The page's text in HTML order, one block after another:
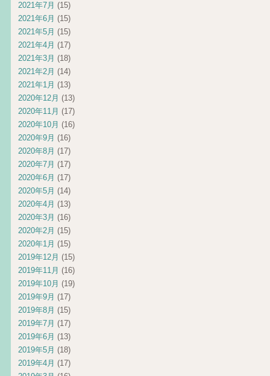
2021年7月 (15)
2021年6月 (15)
2021年5月 (15)
2021年4月 (17)
2021年3月 (18)
2021年2月 (14)
2021年1月 (13)
2020年12月 (13)
2020年11月 (17)
2020年10月 (16)
2020年9月 (16)
2020年8月 (17)
2020年7月 (17)
2020年6月 (17)
2020年5月 (14)
2020年4月 (13)
2020年3月 (16)
2020年2月 (15)
2020年1月 (15)
2019年12月 (15)
2019年11月 (16)
2019年10月 (19)
2019年9月 (17)
2019年8月 (15)
2019年7月 (17)
2019年6月 (13)
2019年5月 (18)
2019年4月 (17)